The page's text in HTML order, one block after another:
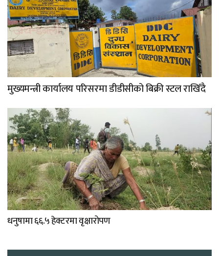
मुख्यमन्त्री कार्यालय परिसरमा डीडीसीको बिक्री स्टल राखिँदै
धनुषामा ६६.५ हेक्टरमा वृक्षारोपण